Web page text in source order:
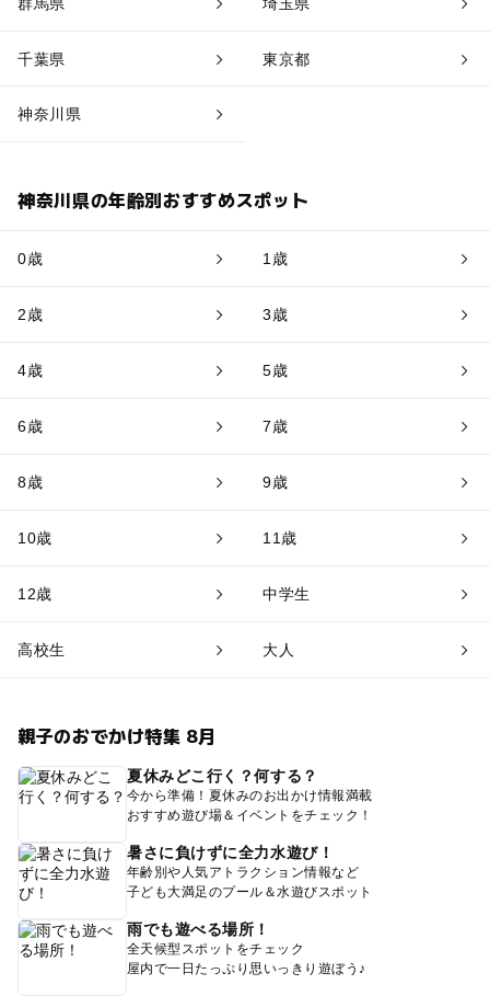
千葉県 東京都
神奈川県
神奈川県の年齢別おすすめスポット
0歳 1歳
2歳 3歳
4歳 5歳
6歳 7歳
8歳 9歳
10歳 11歳
12歳 中学生
高校生 大人
親子のおでかけ特集 8月
夏休みどこ行く？何する？
今から準備！夏休みのお出かけ情報満載
おすすめ遊び場＆イベントをチェック！
暑さに負けずに全力水遊び！
年齢別や人気アトラクション情報など
子ども大満足のプール＆水遊びスポット
雨でも遊べる場所！
全天候型スポットをチェック
屋内で一日たっぷり思いっきり遊ぼう♪